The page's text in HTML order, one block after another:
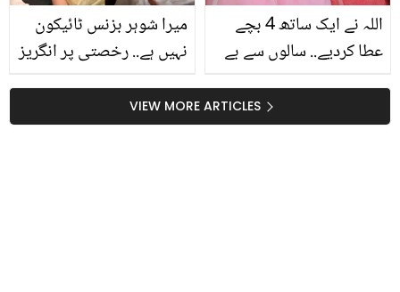
میرا شوہر بزنس ٹائیکون
نہیں ہے.. رخصتی پر انگریز
ماہرہ خان کے شوہر کے
متعلق نئے انکشافات
اللہ نے ایک ساتھ 4 بچے
عطا کردیے.. سالوں سے بے
بچے اب کس حال میں ہیں؟VIEW MORE ARTICLES